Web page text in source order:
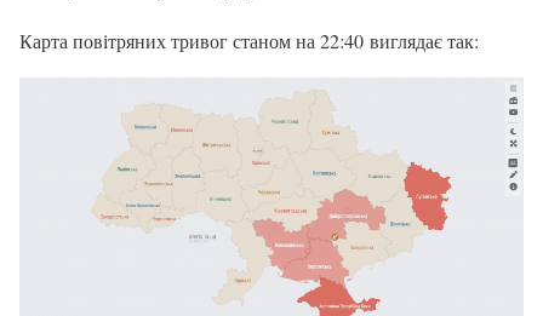
Карта повітряних тривог станом на 22:40 виглядає так: